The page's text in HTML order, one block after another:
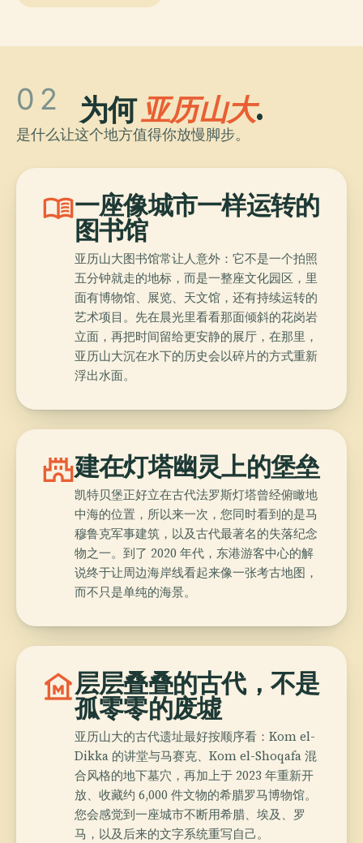
02 为何亚历山大.
是什么让这个地方值得你放慢脚步。
menu_book一座像城市一样运转的
图书馆
亚历山大图书馆常让人意外：它不是一个拍照
五分钟就走的地标，而是一整座文化园区，里
面有博物馆、展览、天文馆，还有持续运转的
艺术项目。先在晨光里看看那面倾斜的花岗岩
立面，再把时间留给更安静的展厅，在那里，
亚历山大沉在水下的历史会以碎片的方式重新
浮出水面。
castle建在灯塔幽灵上的堡垒
凯特贝堡正好立在古代法罗斯灯塔曾经俯瞰地
中海的位置，所以来一次，您同时看到的是马
穆鲁克军事建筑，以及古代最著名的失落纪念
物之一。到了 2020 年代，东港游客中心的解
说终于让周边海岸线看起来像一张考古地图，
而不只是单纯的海景。
museum层层叠叠的古代，不是
孤零零的废墟
亚历山大的古代遗址最好按顺序看：Kom el-
Dikka 的讲堂与马赛克、Kom el-Shoqafa 混
合风格的地下墓穴，再加上于 2023 年重新开
放、收藏约 6,000 件文物的希腊罗马博物馆。
您会感觉到一座城市不断用希腊、埃及、罗
马，以及后来的文字系统重写自己。